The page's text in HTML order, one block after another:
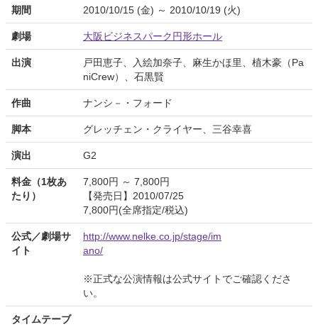
期間 2010/10/15 (金) ～ 2010/10/19 (火)
劇場 大阪ビジネスパーク円形ホール
出演
戸田恵子、入絵加奈子、麻生かほ里、植木豪（Pa
niCrew）、石黒賢
作曲 ナンシ－・フォード
脚本 グレッチェン・クライヤー、三谷幸喜
演出 G2
料金（1枚あ
たり）
7,800円 ～ 7,800円
【発売日】2010/07/25
7,800円(全席指定/税込)
公式／劇場サ
イト
http://www.nelke.co.jp/stage/im
ano/
※正式な公演情報は公式サイトでご確認くださ
い。
タイムテーブ